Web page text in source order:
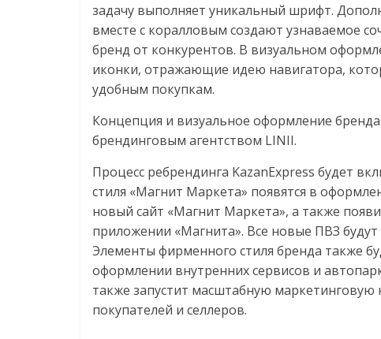
задачу выполняет уникальный шрифт.
вместе с коралловым создают узнаваемое
бренд от конкурентов. В визуальном
иконки, отражающие идею навигатора,
удобным покупкам.
Концепция и визуальное оформление
брендинговым агентством LINII.
Процесс ребрендинга KazanExpress будет
стиля «Магнит Маркета» появятся в
новый сайт «Магнит Маркета», а также
приложении «Магнита». Все новые ПВЗ
Элементы фирменного стиля бренда также
оформлении внутренних сервисов и
также запустит масштабную
покупателей и селлеров.